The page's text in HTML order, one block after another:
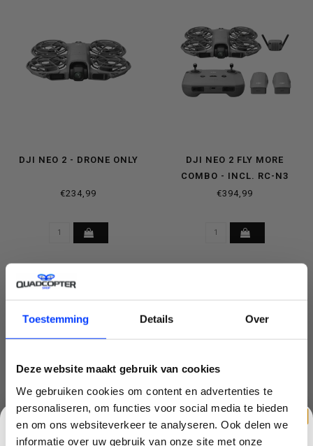
Toestemming Details Over
Deze website maakt gebruik van cookies
We gebruiken cookies om content en advertenties te
personaliseren, om functies voor social media te bieden
en om ons websiteverkeer te analyseren. Ook delen we
informatie over uw gebruik van onze site met onze
DJI NEO 2 - DRONE ONLY
€234,99
DJI NEO 2 FLY MORE
COMBO - INCL. RC-N3
CONTROLLER
€394,99
DJI NEO 2 MOTION COMBO DJI NEO 2 - MOTION FLY